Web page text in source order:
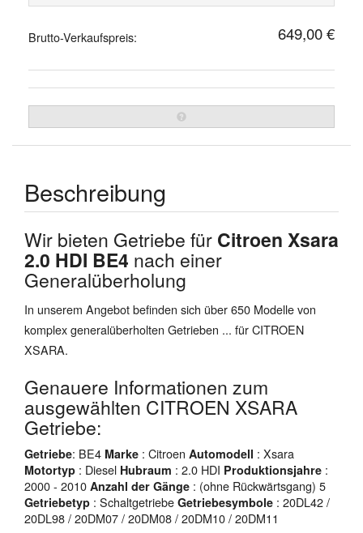
Brutto-Verkaufspreis: 649,00 €
Beschreibung
Wir bieten Getriebe für Citroen Xsara
2.0 HDI BE4 nach einer
Generalüberholung
In unserem Angebot befinden sich über 650 Modelle von
komplex generalüberholten Getrieben ... für CITROEN
XSARA.
Genauere Informationen zum
ausgewählten CITROEN XSARA
Getriebe:
Getriebe: BE4 Marke : Citroen Automodell : Xsara
Motortyp : Diesel Hubraum : 2.0 HDI Produktionsjahre :
2000 - 2010 Anzahl der Gänge : (ohne Rückwärtsgang) 5
Getriebetyp : Schaltgetriebe Getriebesymbole : 20DL42 /
20DL98 / 20DM07 / 20DM08 / 20DM10 / 20DM11